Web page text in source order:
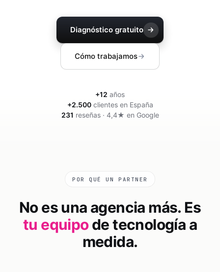
Integración IA
IA integrada en tus sistemas y productos
Resuelve consultas y tickets con IA
Diagnóstico gratuito
Cómo trabajamos
+12 años
+2.500clientes en España
231 reseñas · 4,4★ en Google
POR QUÉ UN PARTNER
No es una agencia más. Es
tu equipode tecnología a
medida.